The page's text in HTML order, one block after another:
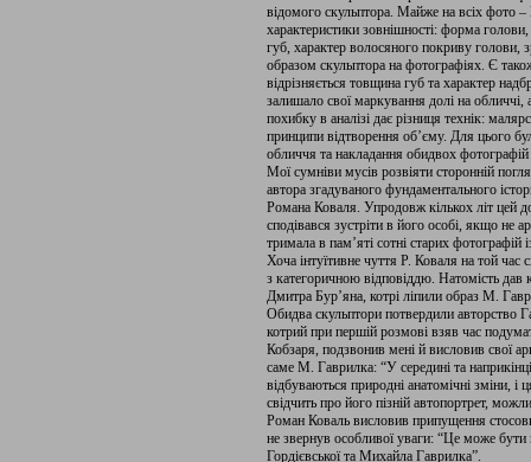
відомого скульптора. Майже на всіх фото
характеристики зовнішності: форма
губ, характер волосяного покриву голови,
образом скульптора на фотографіях. Є
відрізняється товщина губ та характер
залишало свої маркування долі на
похибку в аналізі дає різниця технік:
принципи відтворення об’єму. Для цього
обличчя та накладання обидвох
Мої сумніви мусів розвіяти сторонній
автора згадуваного фундаментального
Романа Коваля. Упродовж кількох літ цей
сподівався зустріти в його особі, якщо не
тримала в пам’яті сотні старих фотографій
Хоча інтуїтивне чуття Р. Коваля на той час
з категоричною відповіддю. Натомість дав
Дмитра Бур’яна, котрі ліпили образ М.
Обидва скульптори потвердили авторство
котрий при першій розмові взяв час
Кобзаря, подзвонив мені й висловив свої
саме М. Гаврилка: “У середині та
відбуваються природні анатомічні зміни,
свідчить про його пізній автопортрет,
Роман Коваль висловив припущення
не звернув особливої уваги: “Це може бути
Гордієвської та Михайла Гаврилка”.